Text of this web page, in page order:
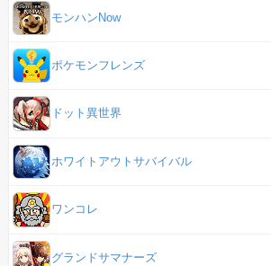
モンハンNow
ポケモンフレンズ
ドット異世界
ホワイトアウトサバイバル
ワンコレ
グランドサマナーズ